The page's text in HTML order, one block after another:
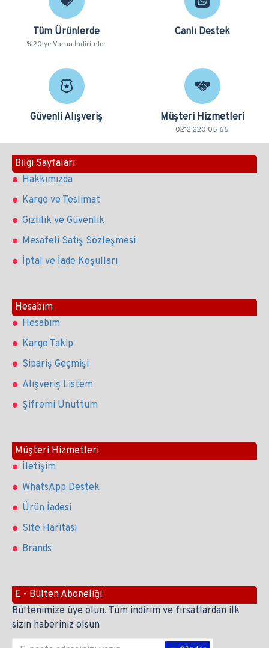
Tüm Ürünlerde
%20 ye Varan İndirimler
Canlı Destek
Güvenli Alışveriş Müşteri Hizmetleri
0212 220 05 65
Bilgi Sayfaları
Hakkımızda
Kargo ve Teslimat
Gizlilik ve Güvenlik
Mesafeli Satış Sözleşmesi
İptal ve İade Koşulları
Hesabım
Hesabım
Kargo Takip
Sipariş Geçmişi
Alışveriş Listem
Şifremi Unuttum
Müşteri Hizmetleri
İletişim
WhatsApp Destek
Ürün İadesi
Site Haritası
Brands
E - Bülten Aboneliği
Bültenimize üye olun. Tüm indirim ve fırsatlardan ilk
sizin haberiniz olsun